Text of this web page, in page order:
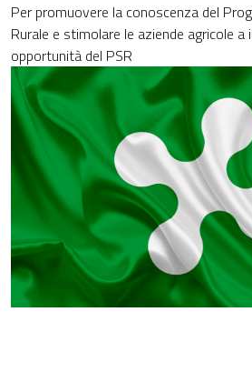
Per promuovere la conoscenza del
Rurale e stimolare le aziende agricole
opportunità del PSR